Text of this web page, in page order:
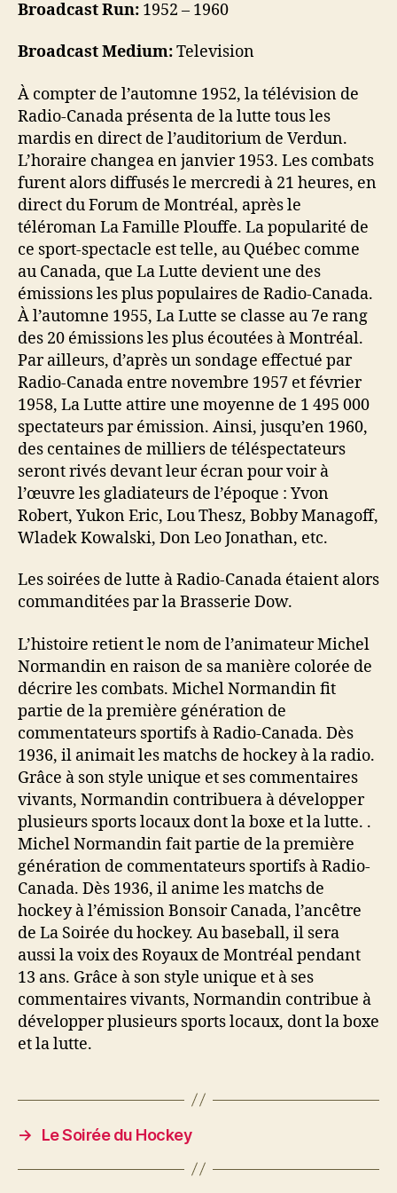
Broadcast Run: 1952 – 1960
Broadcast Medium:Television
À compter de l’automne 1952, la télévision de
Radio-Canada présenta de la lutte tous les
mardis en direct de l’auditorium de Verdun.
L’horaire changea en janvier 1953. Les combats
furent alors diffusés le mercredi à 21 heures, en
direct du Forum de Montréal, après le
téléroman La Famille Plouffe. La popularité de
ce sport-spectacle est telle, au Québec comme
au Canada, que La Lutte devient une des
émissions les plus populaires de Radio-Canada.
À l’automne 1955, La Lutte se classe au 7e rang
des 20 émissions les plus écoutées à Montréal.
Par ailleurs, d’après un sondage effectué par
Radio-Canada entre novembre 1957 et février
1958, La Lutte attire une moyenne de 1 495 000
spectateurs par émission. Ainsi, jusqu’en 1960,
des centaines de milliers de téléspectateurs
seront rivés devant leur écran pour voir à
l’œuvre les gladiateurs de l’époque : Yvon
Robert, Yukon Eric, Lou Thesz, Bobby Managoff,
Wladek Kowalski, Don Leo Jonathan, etc.
Les soirées de lutte à Radio-Canada étaient alors
commanditées par la Brasserie Dow.
L’histoire retient le nom de l’animateur Michel
Normandin en raison de sa manière colorée de
décrire les combats. Michel Normandin fit
partie de la première génération de
commentateurs sportifs à Radio-Canada. Dès
1936, il animait les matchs de hockey à la radio.
Grâce à son style unique et ses commentaires
vivants, Normandin contribuera à développer
plusieurs sports locaux dont la boxe et la lutte. .
Michel Normandin fait partie de la première
génération de commentateurs sportifs à Radio-
Canada. Dès 1936, il anime les matchs de
hockey à l’émission Bonsoir Canada, l’ancêtre
de La Soirée du hockey. Au baseball, il sera
aussi la voix des Royaux de Montréal pendant
13 ans. Grâce à son style unique et à ses
commentaires vivants, Normandin contribue à
développer plusieurs sports locaux, dont la boxe
et la lutte.
→ Le Soirée du Hockey